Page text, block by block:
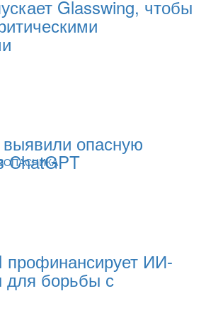
Glasswing, чтобы
выявили опасную
ChatGPT
профинансирует ИИ-
для борьбы с